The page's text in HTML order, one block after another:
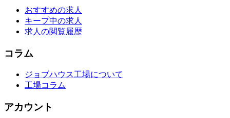
おすすめの求人
キープ中の求人
求人の閲覧履歴
コラム
ジョブハウス工場について
工場コラム
アカウント